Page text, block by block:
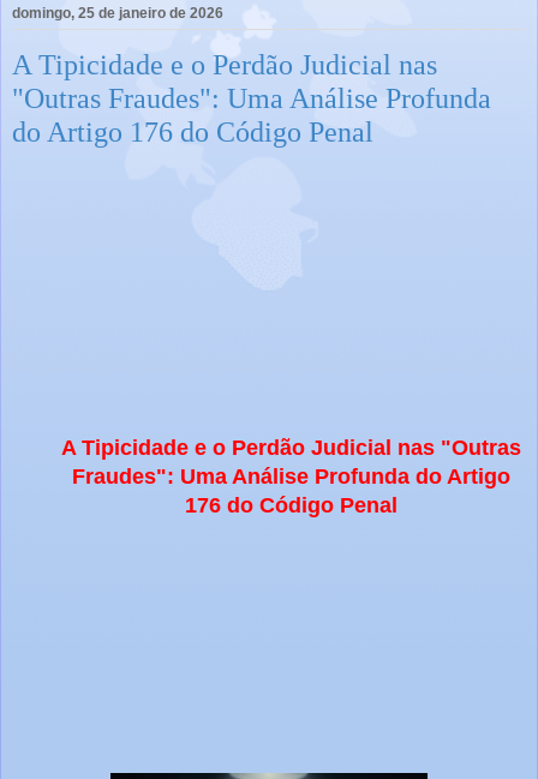
domingo, 25 de janeiro de 2026
A Tipicidade e o Perdão Judicial nas
"Outras Fraudes": Uma Análise Profunda
do Artigo 176 do Código Penal
A Tipicidade e o Perdão Judicial nas "Outras
Fraudes": Uma Análise Profunda do Artigo
176 do Código Penal